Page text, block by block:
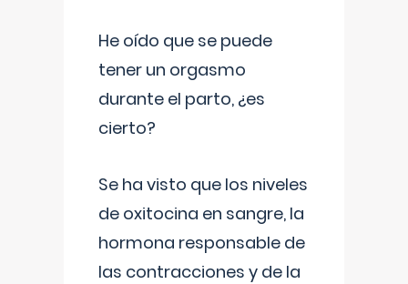
He oído que se puede
tener un orgasmo
durante el parto, ¿es
cierto?
Se ha visto que los niveles
de oxitocina en sangre, la
hormona responsable de
las contracciones y de la